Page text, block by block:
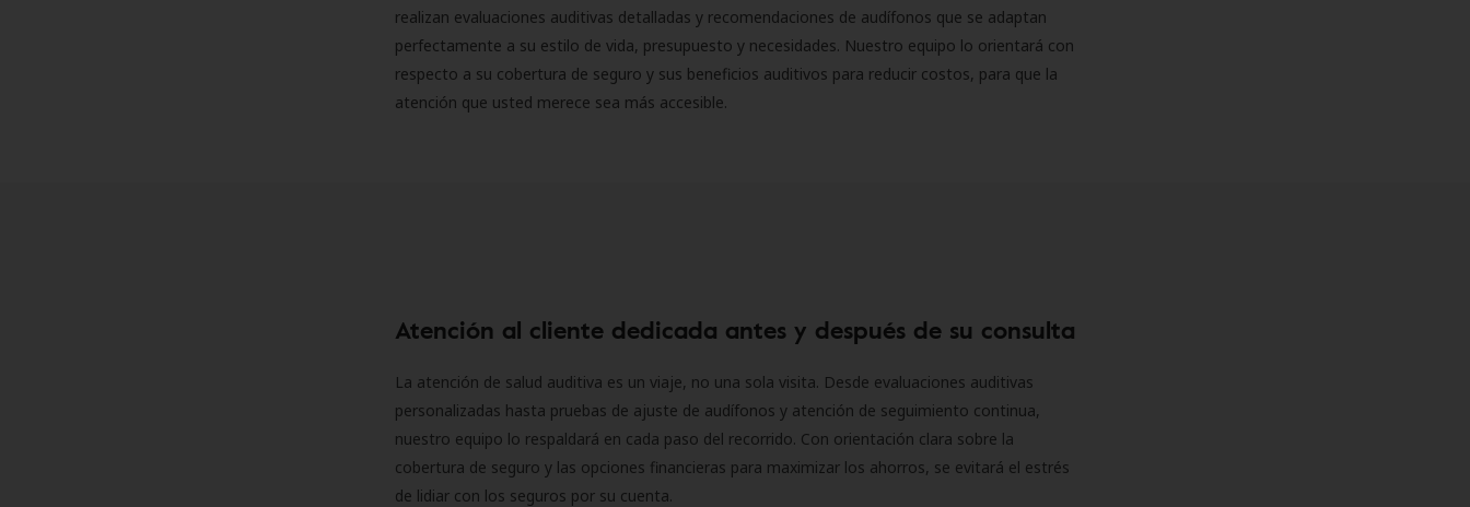
realizan evaluaciones auditivas detalladas y recomendaciones de audífonos que se adaptan
perfectamente a su estilo de vida, presupuesto y necesidades. Nuestro equipo lo orientará con
respecto a su cobertura de seguro y sus beneficios auditivos para reducir costos, para que la
atención que usted merece sea más accesible.
Atención al cliente dedicada antes y después de su consulta
La atención de salud auditiva es un viaje, no una sola visita. Desde evaluaciones auditivas
personalizadas hasta pruebas de ajuste de audífonos y atención de seguimiento continua,
nuestro equipo lo respaldará en cada paso del recorrido. Con orientación clara sobre la
cobertura de seguro y las opciones financieras para maximizar los ahorros, se evitará el estrés
de lidiar con los seguros por su cuenta.